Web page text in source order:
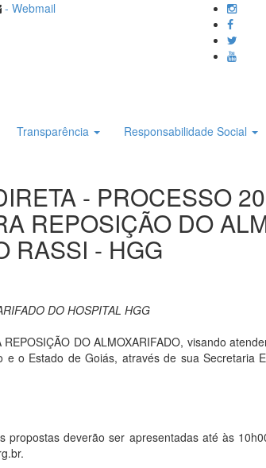
- Webmail
Transparência Responsabilidade Social
- PROCESSO
REPOSIÇÃO DO
RASSI - HGG
DO HOSPITAL HGG
REPOSIÇÃO DO ALMOXARIFADO, visando
o Estado de Goiás, através de sua Secretaria
propostas deverão ser apresentadas até às